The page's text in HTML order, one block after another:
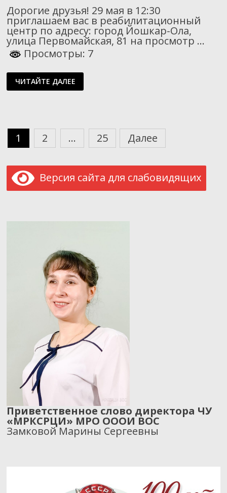
Дорогие друзья! 29 мая в 12:30
приглашаем вас в реабилитационный
центр по адресу: город Йошкар-Ола,
улица Первомайская, 81 на просмотр …
Просмотры: 7
«ОНИ
СЛЫШАЛИ
СМЕРТЬ»
ЧИТАЙТЕ ДАЛЕЕ
Пагинация
1 2 … 25 Далее
Версия сайта для слабовидящих
Приветственное слово директора ЧУ
«МРКСРЦИ» МРО ОООИ ВОС
Замковой Марины Сергеевны